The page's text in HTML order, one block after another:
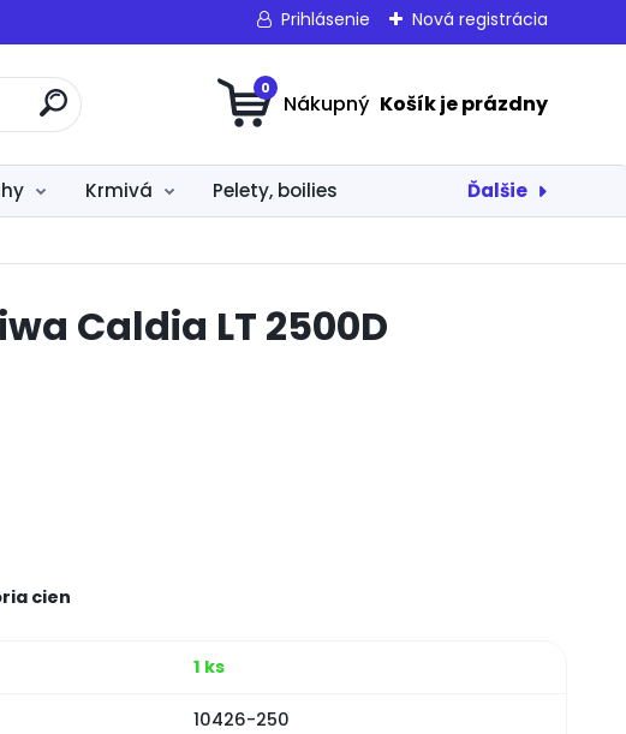
Prihlásenie Nová registrácia
0
Krmivá Pelety, boilies Ďalšie
Caldia LT 2500D
cien
1 ks
10426-250